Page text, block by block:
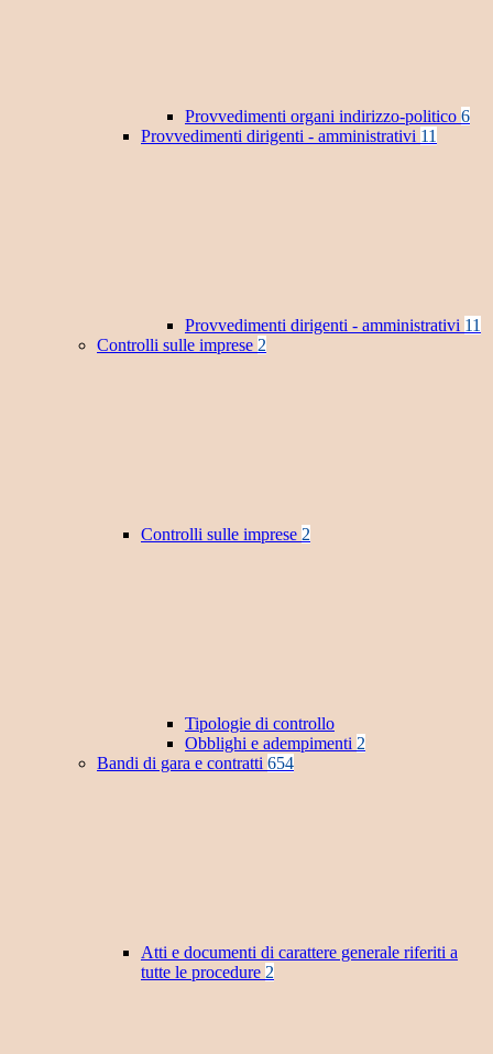
Provvedimenti organi indirizzo-politico 6
Provvedimenti dirigenti - amministrativi 11
Provvedimenti dirigenti - amministrativi 11
Controlli sulle imprese 2
Controlli sulle imprese 2
Tipologie di controllo
Obblighi e adempimenti 2
Bandi di gara e contratti 654
Atti e documenti di carattere generale riferiti a
tutte le procedure 2